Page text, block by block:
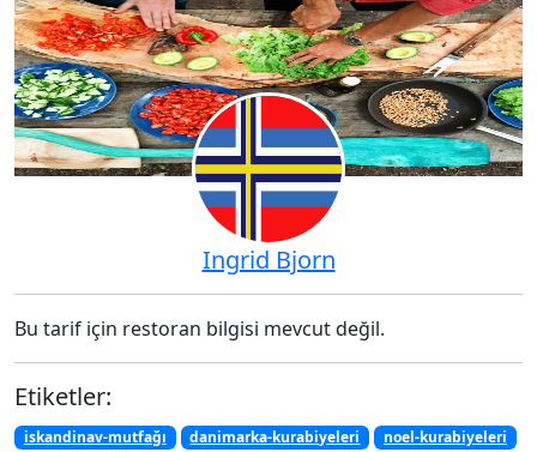
Ingrid Bjorn
Bu tarif için restoran bilgisi mevcut değil.
Etiketler:
iskandinav-mutfağı danimarka-kurabiyeleri noel-kurabiyeleri